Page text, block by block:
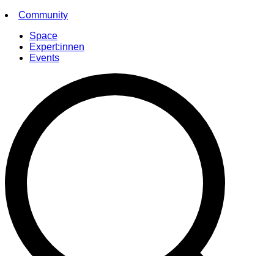
Community
Space
Expert:innen
Events